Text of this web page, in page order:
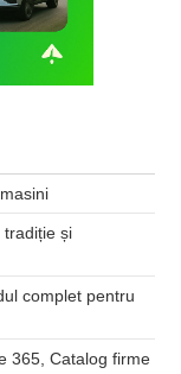
tradiție și
complet pentru
365, Catalog firme